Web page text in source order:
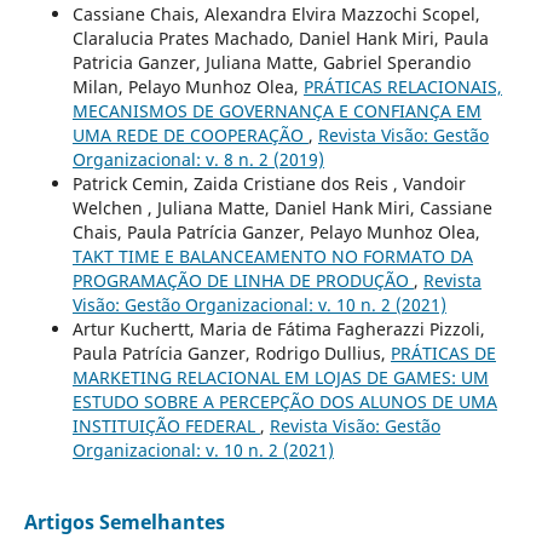
Cassiane Chais, Alexandra Elvira Mazzochi Scopel,
Claralucia Prates Machado, Daniel Hank Miri, Paula
Patricia Ganzer, Juliana Matte, Gabriel Sperandio
Milan, Pelayo Munhoz Olea, PRÁTICAS RELACIONAIS,
MECANISMOS DE GOVERNANÇA E CONFIANÇA EM
UMA REDE DE COOPERAÇÃO , Revista Visão: Gestão
Organizacional: v. 8 n. 2 (2019)
Patrick Cemin, Zaida Cristiane dos Reis , Vandoir
Welchen , Juliana Matte, Daniel Hank Miri, Cassiane
Chais, Paula Patrícia Ganzer, Pelayo Munhoz Olea,
TAKT TIME E BALANCEAMENTO NO FORMATO DA
PROGRAMAÇÃO DE LINHA DE PRODUÇÃO , Revista
Visão: Gestão Organizacional: v. 10 n. 2 (2021)
Artur Kuchertt, Maria de Fátima Fagherazzi Pizzoli,
Paula Patrícia Ganzer, Rodrigo Dullius, PRÁTICAS DE
MARKETING RELACIONAL EM LOJAS DE GAMES: UM
ESTUDO SOBRE A PERCEPÇÃO DOS ALUNOS DE UMA
INSTITUIÇÃO FEDERAL , Revista Visão: Gestão
Organizacional: v. 10 n. 2 (2021)
Artigos Semelhantes